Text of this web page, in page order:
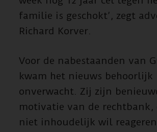
familie is geschokt’, zegt
Richard Korver.
Voor de nabestaanden van
kwam het nieuws behoorlijk
onverwacht. Zij zijn
motivatie van de rechtbank,
niet inhoudelijk wil